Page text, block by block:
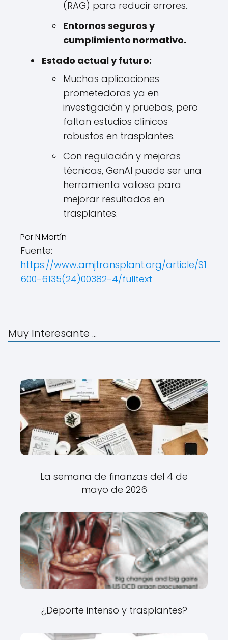
(RAG) para reducir errores.
Entornos seguros y
cumplimiento normativo.
Estado actual y futuro:
Muchas aplicaciones
prometedoras ya en
investigación y pruebas, pero
faltan estudios clínicos
robustos en trasplantes.
Con regulación y mejoras
técnicas, GenAI puede ser una
herramienta valiosa para
mejorar resultados en
trasplantes.
Por N.Martín
Fuente:
https://www.amjtransplant.org/article/S1
600-6135(24)00382-4/fulltext
Muy Interesante ...
La semana de finanzas del 4 de
mayo de 2026
¿Deporte intenso y trasplantes?